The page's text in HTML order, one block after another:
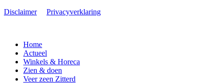
Disclaimer
Privacyverklaring
Home
Actueel
Winkels & Horeca
Zien & doen
Veer zeen Zitterd